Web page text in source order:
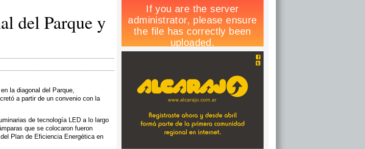
del Parque y
la diagonal del Parque,
a partir de un convenio con la
de tecnología LED a lo largo
que se colocaron fueron
Plan de Eficiencia Energética en